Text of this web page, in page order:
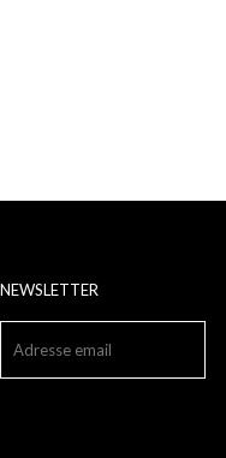
NEWSLETTER